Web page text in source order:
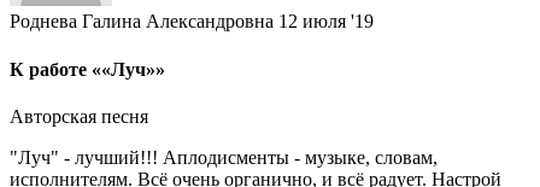
Роднева Галина Александровна 12 июля '19
К работе ««Луч»»
Авторская песня
"Луч" - лучший!!! Аплодисменты - музыке, словам,
исполнителям. Всё очень органично, и всё радует. Настрой